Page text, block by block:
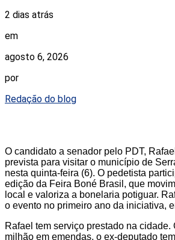
2 dias atrás
em
agosto 6, 2026
por
Redação do blog
O candidato a senador pelo PDT,
prevista para visitar o município de
nesta quinta-feira (6). O pedetista
edição da Feira Boné Brasil, que
local e valoriza a bonelaria potiguar.
o evento no primeiro ano da iniciativa,
Rafael tem serviço prestado na cidade.
milhão em emendas, o ex-deputado